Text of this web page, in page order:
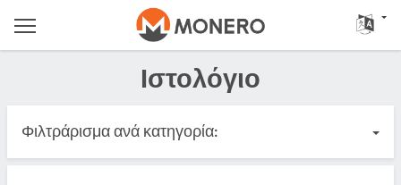
Ιστολόγιο
Φιλτράρισμα ανά κατηγορία: